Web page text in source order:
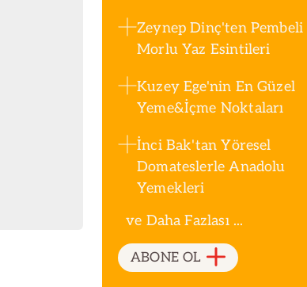
Zeynep Dinç'ten Pembeli
Morlu Yaz Esintileri
Kuzey Ege'nin En Güzel
Yeme&İçme Noktaları
İnci Bak'tan Yöresel
Domateslerle Anadolu
Yemekleri
ve Daha Fazlası ...
ABONE OL